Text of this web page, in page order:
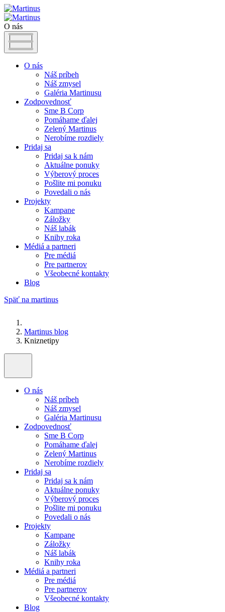
O nás
O nás
Náš príbeh
Náš zmysel
Galéria Martinusu
Zodpovednosť
Sme B Corp
Pomáhame ďalej
Zelený Martinus
Nerobíme rozdiely
Pridaj sa
Pridaj sa k nám
Aktuálne ponuky
Výberový proces
Pošlite mi ponuku
Povedali o nás
Projekty
Kampane
Záložky
Náš labák
Knihy roka
Médiá a partneri
Pre médiá
Pre partnerov
Všeobecné kontakty
Blog
Späť na martinus
Martinus blog
Kniznetipy
O nás
Náš príbeh
Náš zmysel
Galéria Martinusu
Zodpovednosť
Sme B Corp
Pomáhame ďalej
Zelený Martinus
Nerobíme rozdiely
Pridaj sa
Pridaj sa k nám
Aktuálne ponuky
Výberový proces
Pošlite mi ponuku
Povedali o nás
Projekty
Kampane
Záložky
Náš labák
Knihy roka
Médiá a partneri
Pre médiá
Pre partnerov
Všeobecné kontakty
Blog